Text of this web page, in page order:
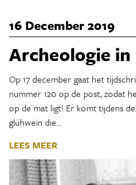
16 December 2019
Archeologie in
Op 17 december gaat het
nummer 120 op de post, zodat
op de mat ligt! Er komt tijdens
glühwein die…
LEES MEER